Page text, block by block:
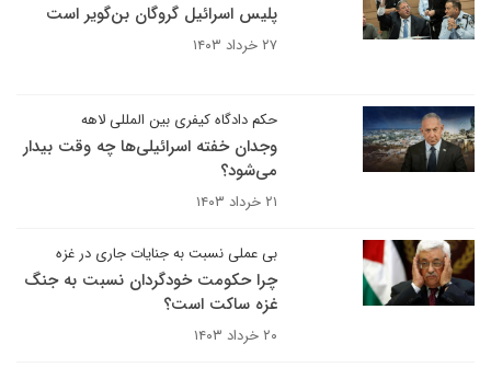
پلیس اسرائیل گروگان بن‌گویر است
۲۷ خرداد ۱۴۰۳
حکم دادگاه کیفری بین المللی لاهه
وجدان خفته اسرائیلی‌ها چه وقت بیدار
می‌شود؟
۲۱ خرداد ۱۴۰۳
بی عملی نسبت به جنایات جاری در غزه
چرا حکومت خودگردان نسبت به جنگ
غزه ساکت است؟
۲۰ خرداد ۱۴۰۳